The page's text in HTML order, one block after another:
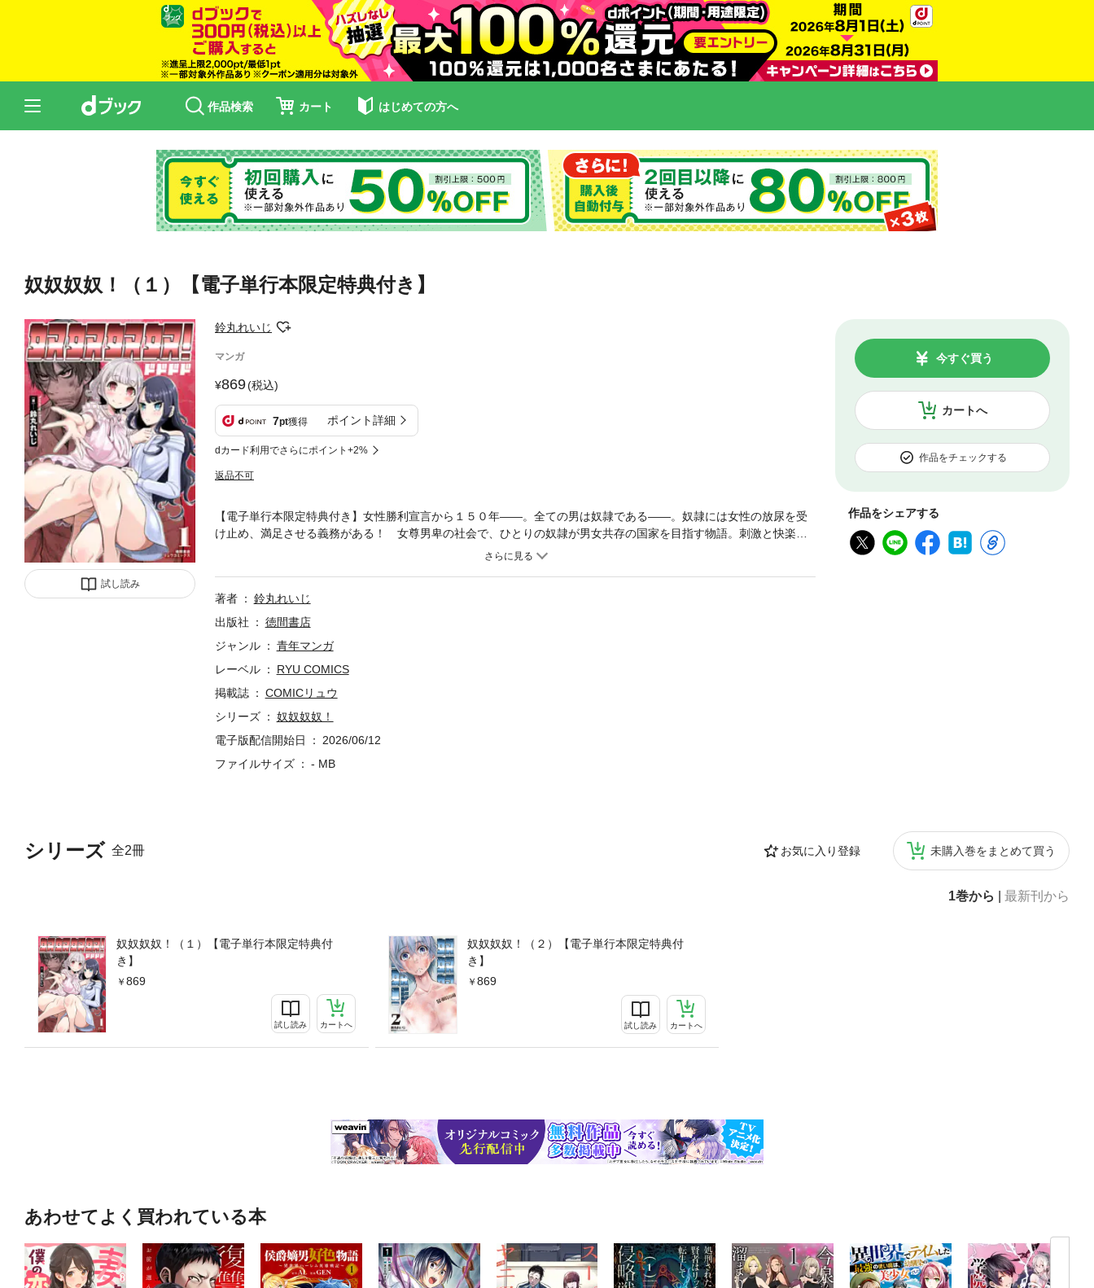
作品検索 カート はじめての方へ
奴奴奴奴！（１）【電子単行本限定特典付き】
試し読み
鈴丸れいじ
マンガ
869(税込)
7pt獲得 ポイント詳細
dカード利用でさらにポイント+2%
返品不可
カートへ
今すぐ買う
作品をチェックする
作品をシェアする
シリーズ 全2冊 お気に入り登録 未購入巻をまとめて買う
1巻から 最新刊から
奴奴奴奴！（１）【電子単行本限定特典付
き】
869
試し読み カートへ
奴奴奴奴！（２）【電子単行本限定特典付
き】
869
試し読み カートへ
【電子単行本限定特典付き】女性勝利宣言から１５０年——。全ての男は奴隷である——。奴隷には女性の放尿を受
け止め、満足させる義務がある！ 女尊男卑の社会で、ひとりの奴隷が男女共存の国家を目指す物語。刺激と快楽！
欲望に塗れた近未来フェティッシュ・ディストピア！※本コンテンツはCOMICリュウWEB掲載の『奴奴奴奴！』第
著者
鈴丸れいじ
出版社
徳間書店
ジャンル
青年マンガ
レーベル
RYU COMICS
掲載誌
COMICリュウ
シリーズ
奴奴奴奴！
電子版配信開始日
2026/06/12
ファイルサイズ
- MB
あわせてよく買われている本